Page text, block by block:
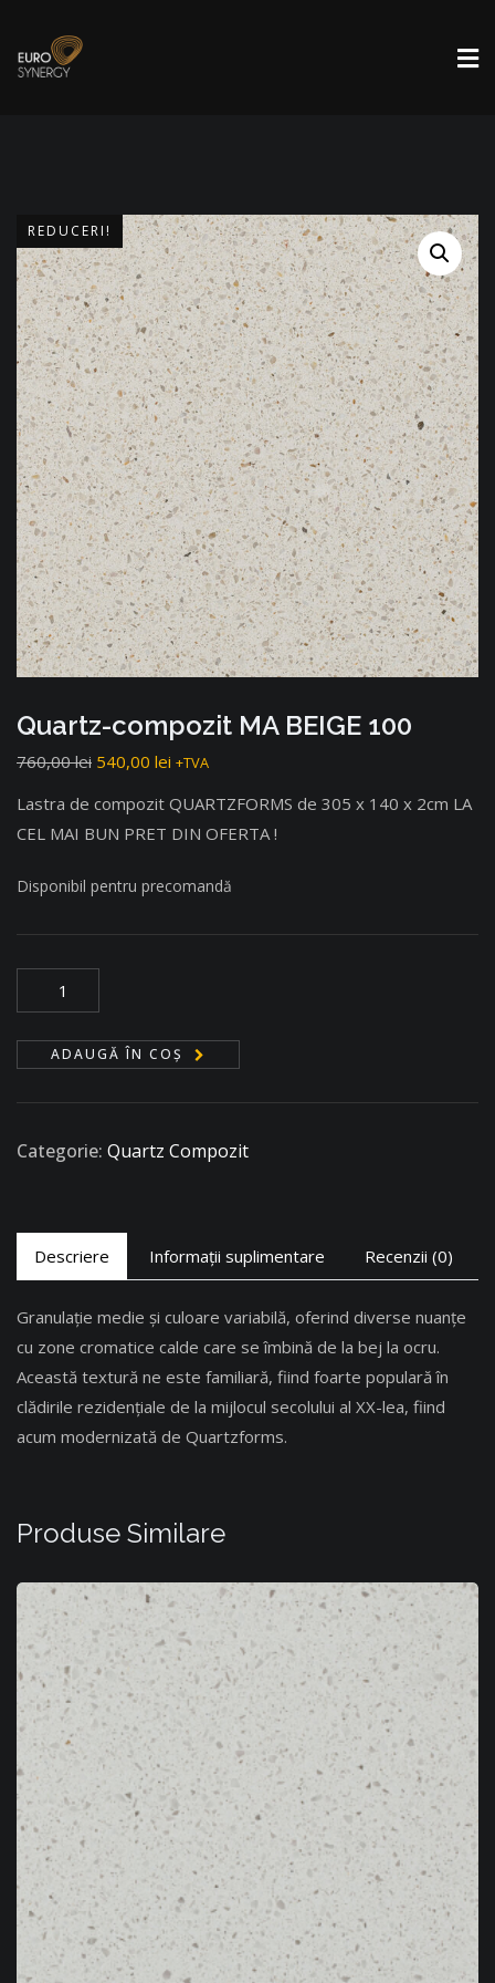
REDUCERI!
Quartz-compozit MA BEIGE 100
760,00lei 540,00 lei +TVA
Lastra de compozit QUARTZFORMS de 305 x 140 x 2cm LA
CEL MAI BUN PRET DIN OFERTA !
Disponibil pentru precomandă
ADAUGĂ ÎN COȘ
Categorie: Quartz Compozit
Descriere Informații suplimentare Recenzii (0)
Granulație medie și culoare variabilă, oferind diverse nuanțe
cu zone cromatice calde care se îmbină de la bej la ocru.
Această textură ne este familiară, fiind foarte populară în
clădirile rezidențiale de la mijlocul secolului al XX-lea, fiind
acum modernizată de Quartzforms.
Produse Similare